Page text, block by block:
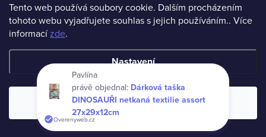
Tento web používá soubory cookie. Dalším procházením
tohoto webu vyjadřujete souhlas s jejich používáním.. Více
informacízde.
Nastavení
Souhlasím
Copyright 2026www.vseprodeti.eu. Všechna práva vyhrazena.
Pavlína
právě objednal: Dárková taška
DINOSAUŘI netkaná textilie assort
27x29x12cm
Overenyweb.cz